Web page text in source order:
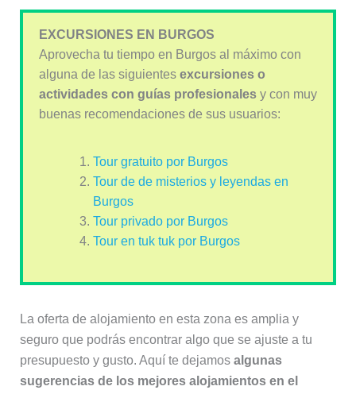
EXCURSIONES EN BURGOS
Aprovecha tu tiempo en Burgos al máximo con
alguna de las siguientes excursiones o
actividades con guías profesionalesy con muy
buenas recomendaciones de sus usuarios:
Tour gratuito por Burgos
Tour de de misterios y leyendas en
Burgos
Tour privado por Burgos
Tour en tuk tuk por Burgos
La oferta de alojamiento en esta zona es amplia y
seguro que podrás encontrar algo que se ajuste a tu
presupuesto y gusto. Aquí te dejamosalgunas
sugerencias de los mejores alojamientos en el